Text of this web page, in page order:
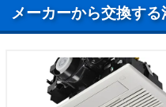
メーカーから交換す